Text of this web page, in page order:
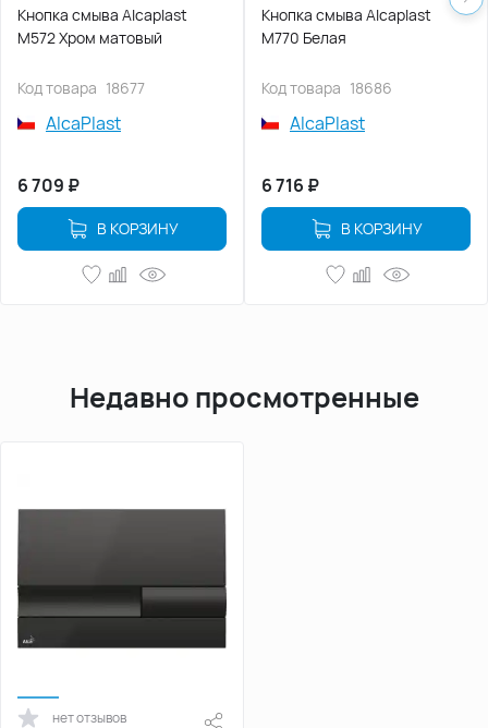
Кнопка смыва Alcaplast
M572 Хром матовый
Код товара 18677
AlcaPlast
6 709 ₽
В КОРЗИНУ
Кнопка смыва Alcaplast
M770 Белая
Код товара 18686
AlcaPlast
6 716 ₽
В КОРЗИНУ
Недавно просмотренные
нет отзывов